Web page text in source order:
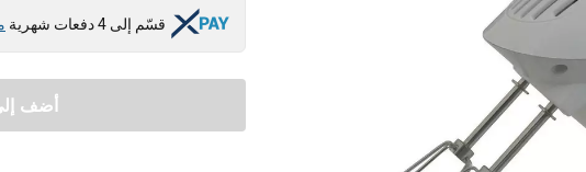
قسّم إلى 4 دفعات شهرية
أضف